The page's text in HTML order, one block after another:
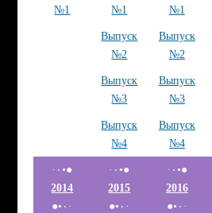
№1
№1
№1
Выпуск
№2
Выпуск
№2
Выпуск
№3
Выпуск
№3
Выпуск
№4
Выпуск
№4
·٠•●
2014
●•٠·
·٠•●
2015
●•٠·
·٠•●
2016
●•٠·